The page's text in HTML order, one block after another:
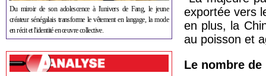
Du miroir de son adolescence à l'univers de Fang, le jeune
créateur sénégalais transforme le vêtement en langage, la mode
en récit et l'identité en œuvre collective.
exportée vers
en plus, la
au poisson et
Le nombre